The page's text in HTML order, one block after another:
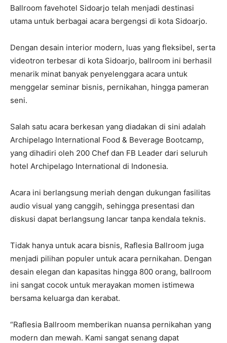
Ballroom favehotel Sidoarjo telah menjadi destinasi
utama untuk berbagai acara bergengsi di kota Sidoarjo.
Dengan desain interior modern, luas yang fleksibel, serta
videotron terbesar di kota Sidoarjo, ballroom ini berhasil
menarik minat banyak penyelenggara acara untuk
menggelar seminar bisnis, pernikahan, hingga pameran
seni.
Salah satu acara berkesan yang diadakan di sini adalah
Archipelago International Food & Beverage Bootcamp,
yang dihadiri oleh 200 Chef dan FB Leader dari seluruh
hotel Archipelago International di Indonesia.
Acara ini berlangsung meriah dengan dukungan fasilitas
audio visual yang canggih, sehingga presentasi dan
diskusi dapat berlangsung lancar tanpa kendala teknis.
Tidak hanya untuk acara bisnis, Raflesia Ballroom juga
menjadi pilihan populer untuk acara pernikahan. Dengan
desain elegan dan kapasitas hingga 800 orang, ballroom
ini sangat cocok untuk merayakan momen istimewa
bersama keluarga dan kerabat.
“Raflesia Ballroom memberikan nuansa pernikahan yang
modern dan mewah. Kami sangat senang dapat